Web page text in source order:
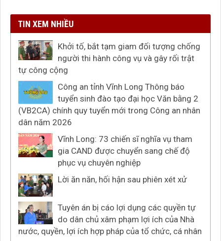
TIN XEM NHIỀU
Khởi tố, bắt tạm giam đối tượng chống
người thi hành công vụ và gây rối trật
tự công cộng
Công an tỉnh Vĩnh Long Thông báo
tuyển sinh đào tạo đại học Văn bằng 2
(VB2CA) chính quy tuyển mới trong Công an nhân
dân năm 2026
Vĩnh Long: 73 chiến sĩ nghĩa vụ tham
gia CAND được chuyển sang chế độ
phục vụ chuyên nghiệp
Lời ăn năn, hối hận sau phiên xét xử
Tuyên án bị cáo lợi dụng các quyền tự
do dân chủ xâm phạm lợi ích của Nhà
nước, quyền, lợi ích hợp pháp của tổ chức, cá nhân